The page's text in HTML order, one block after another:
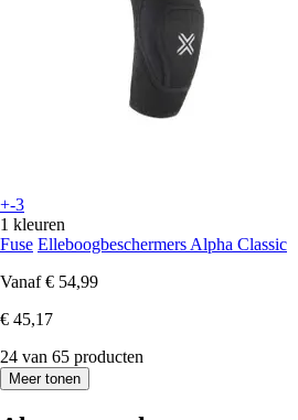
+-3
1 kleuren
Fuse Elleboogbeschermers Alpha Classic
Vanaf € 54,99
€ 45,17
24 van 65 producten
Meer tonen